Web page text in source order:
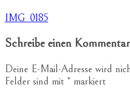
Beitragsnavigation
IMG_0185
Schreibe einen Kommentar
Deine E-Mail-Adresse wird
Felder sind mit * markiert